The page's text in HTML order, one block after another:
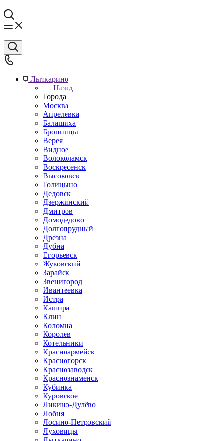
Лыткарино
Назад
Города
Москва
Апрелевка
Балашиха
Бронницы
Верея
Видное
Волоколамск
Воскресенск
Высоковск
Голицыно
Дедовск
Дзержинский
Дмитров
Домодедово
Долгопрудный
Дрезна
Дубна
Егорьевск
Жуковский
Зарайск
Звенигород
Ивантеевка
Истра
Кашира
Клин
Коломна
Королёв
Котельники
Красноармейск
Красногорск
Краснозаводск
Краснознаменск
Кубинка
Куровское
Ликино-Дулёво
Лобня
Лосино-Петровский
Луховицы